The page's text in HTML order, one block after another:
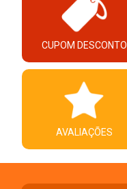
CUPOM DESCONTO
AVALIAÇÕES